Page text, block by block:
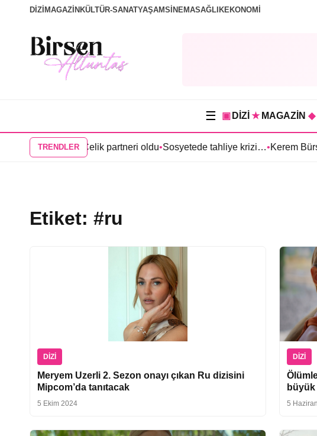
DİZİ MAGAZİN KÜLTÜR-SANATYAŞAMSİNEMASAĞLIKEKONOMİ
☰ ▣ DİZİ ★ MAGAZİN ◆
TRENDLER
dizisinde Anıl Çelik partneri oldu• Sosyetede tahliye krizi…•Kerem
Etiket: #ru
DIZI
Meryem Uzerli 2. Sezon onayı çıkan Ru dizisini
Mipcom’da tanıtacak
5 Ekim 2024
DIZI
5